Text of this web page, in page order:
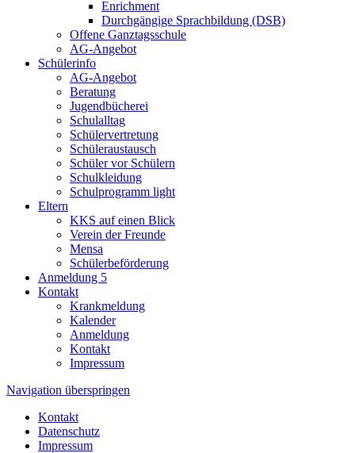
Enrichment
Durchgängige Sprachbildung (DSB)
Offene Ganztagsschule
AG-Angebot
Schülerinfo
AG-Angebot
Beratung
Jugendbücherei
Schulalltag
Schülervertretung
Schüleraustausch
Schüler vor Schülern
Schulkleidung
Schulprogramm light
Eltern
KKS auf einen Blick
Verein der Freunde
Mensa
Schülerbeförderung
Anmeldung 5
Kontakt
Krankmeldung
Kalender
Anmeldung
Kontakt
Impressum
Navigation überspringen
Kontakt
Datenschutz
Impressum